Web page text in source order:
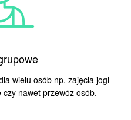
wielu osób np. zajęcia jogi
nawet przewóz osób.